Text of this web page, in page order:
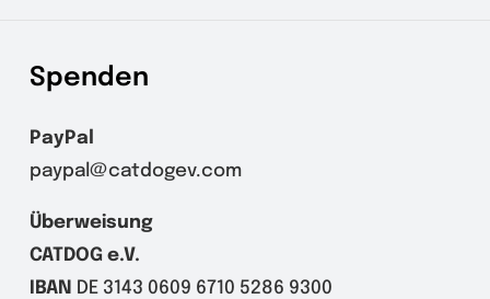
Spenden
PayPal
paypal@catdogev.com
Überweisung
CATDOG e.V.
IBAN
DE 3143 0609 6710 5286 9300